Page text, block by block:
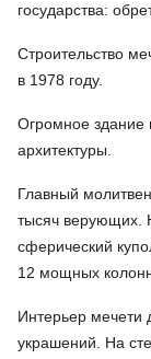
государства:
Строительство
в 1978 году.
Огромное здание
архитектуры.
Главный
тысяч верующих.
сферический
12 мощных
Интерьер мечети
украшений. На